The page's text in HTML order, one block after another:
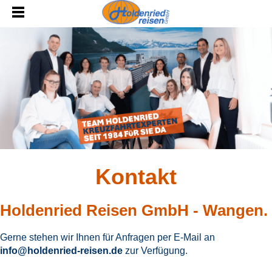
Kontakt
Holdenried Reisen GmbH - Wangen.
Gerne stehen wir Ihnen für Anfragen per E-Mail an
info@holdenried-reisen.de zur Verfügung.